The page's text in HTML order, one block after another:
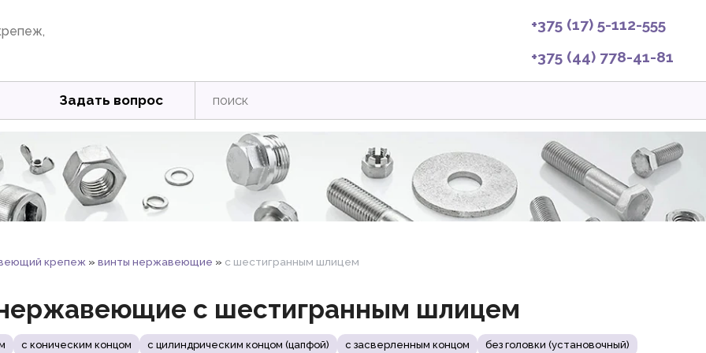
+375 (17) 5-112-555
+375 (44) 778-41-81
Задать вопрос
крепеж » винты нержавеющие » с шестигранным шлицем
с шестигранным шлицем
с коническим концом с цилиндрическим концом (цапфой) с засверленным концом
без головки (установочный)